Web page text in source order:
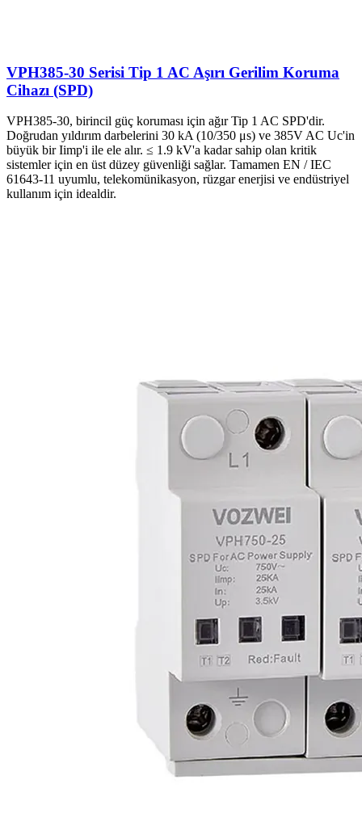
VPH385-30 Serisi Tip 1 AC Aşırı Gerilim Koruma
Cihazı (SPD)
VPH385-30, birincil güç koruması için ağır Tip 1 AC SPD'dir.
Doğrudan yıldırım darbelerini 30 kA (10/350 μs) ve 385V AC Uc'in
büyük bir Iimp'i ile ele alır. ≤ 1.9 kV'a kadar sahip olan kritik
sistemler için en üst düzey güvenliği sağlar. Tamamen EN / IEC
61643-11 uyumlu, telekomünikasyon, rüzgar enerjisi ve endüstriyel
kullanım için idealdir.